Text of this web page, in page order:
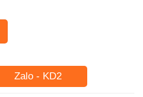
Zalo - KD2